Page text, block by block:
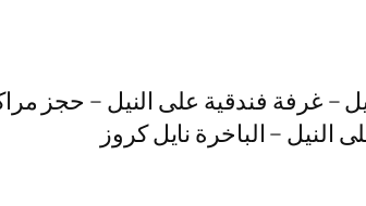
– غرفة فندقية على النيل – حجز
النيل – الباخرة نايل كروز